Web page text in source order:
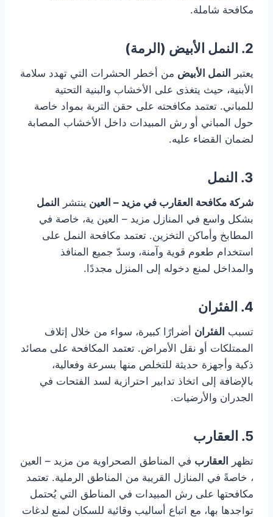
مكافحة شاملة.
2. النمل الأبيض (الرمة)
يعتبر النمل الأبيض من أخطر الحشرات التي تهدد سلامة
الأبنية، حيث يتغذى على الأخشاب والبنية التحتية
للمباني. تعتمد مكافحته على حقن التربة بمواد خاصة
حول المباني أو رش المبيدات داخل الأخشاب المصابة
لضمان القضاء عليه.
3. النمل
شركة مكافحة العقارب في مزيد – العين ينتشر النمل
بشكل واسع في المنازل مزيد – العين ية، خاصة في
المطابخ وأماكن التخزين. تعتمد مكافحة النمل على
استخدام طعوم قوية وآمنة، وسدّ جميع المنافذ
والمداخل لمنع دخوله إلى المنزل مجددًا.
4. الفئران
تسبب الفئران أضرارًا كبيرة، سواء من خلال إتلاف
الممتلكات أو نقل الأمراض. تعتمد المكافحة على مصائد
ذكية وأجهزة حديثة للتخلص منها بسرعة وفعالية،
بالإضافة إلى اتخاذ تدابير احترازية لسد الفتحات في
الجدران والأرضيات.
5. العقارب
تظهر العقارب في المناطق الصحراوية من مزيد – العين
، خاصةً في المنازل القريبة من المناطق الرملية. تعتمد
مكافحتها على رش المبيدات في المناطق التي يُحتمل
تواجدها بها، مع اتباع أساليب وقائية للسكان لمنع لدغات